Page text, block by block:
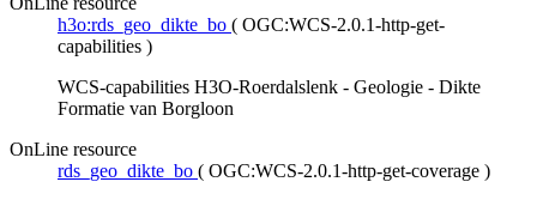
h3o:rds_geo_dikte_bo ( OGC:WCS-2.0.1-http-get-
capabilities )
WCS-capabilities H3O-Roerdalslenk - Geologie - Dikte
Formatie van Borgloon
OnLine resource
rds_geo_dikte_bo ( OGC:WCS-2.0.1-http-get-coverage )